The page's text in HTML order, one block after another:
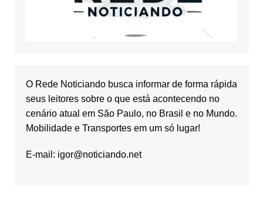
O Rede Noticiando busca informar de forma rápida
seus leitores sobre o que está acontecendo no
cenário atual em São Paulo, no Brasil e no Mundo.
Mobilidade e Transportes em um só lugar!
E-mail: igor@noticiando.net